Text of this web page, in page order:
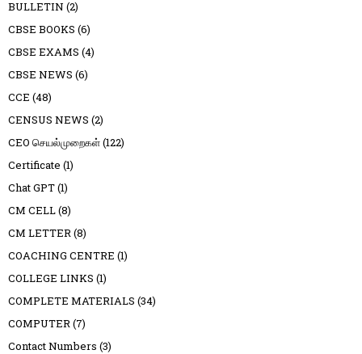
BULLETIN (2)
CBSE BOOKS (6)
CBSE EXAMS (4)
CBSE NEWS (6)
CCE (48)
CENSUS NEWS (2)
CEO செயல்முறைகள்(122)
Certificate (1)
Chat GPT(1)
CM CELL(8)
CM LETTER(8)
COACHING CENTRE (1)
COLLEGE LINKS (1)
COMPLETE MATERIALS (34)
COMPUTER(7)
Contact Numbers (3)